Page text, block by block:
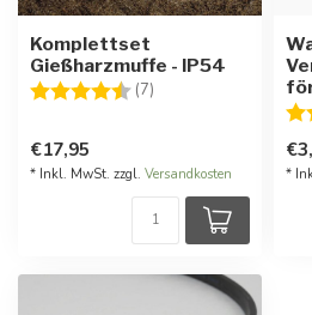
Komplettset
Gießharzmuffe - IP54
Bewertung:
(7) 4.9 von 5 Sternen
€17,95
* Inkl. MwSt. zzgl. Versandkosten *